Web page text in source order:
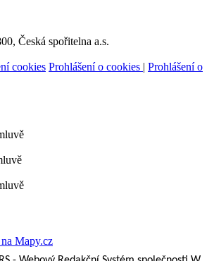
Česká spořitelna a.s.
cookies Prohlášení o cookies | Prohlášení o